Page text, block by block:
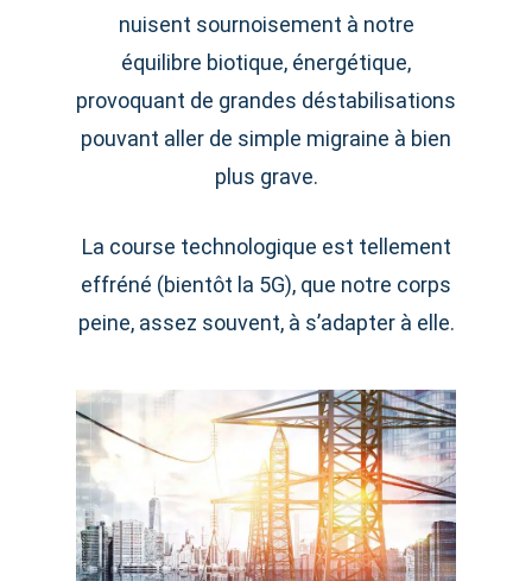
nuisent sournoisement à notre
équilibre biotique, énergétique,
provoquant de grandes déstabilisations
pouvant aller de simple migraine à bien
plus grave.
La course technologique est tellement
effréné (bientôt la 5G), que notre corps
peine, assez souvent, à s’adapter à elle.